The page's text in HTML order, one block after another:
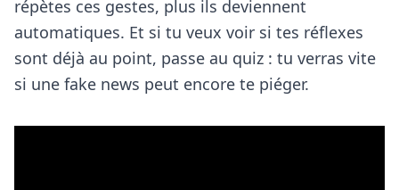
répètes ces gestes, plus ils deviennent
automatiques. Et si tu veux voir si tes réflexes
sont déjà au point, passe au quiz : tu verras vite
si une fake news peut encore te piéger.